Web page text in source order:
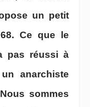
un petit
Ce que le
pas réussi à
anarchiste
sommes